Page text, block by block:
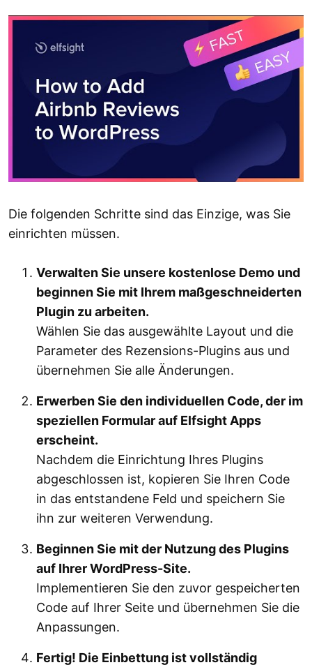
Die folgenden Schritte sind das Einzige, was Sie
einrichten müssen.
Verwalten Sie unsere kostenlose Demo und
beginnen Sie mit Ihrem maßgeschneiderten
Plugin zu arbeiten.
Wählen Sie das ausgewählte Layout und die
Parameter des Rezensions-Plugins aus und
übernehmen Sie alle Änderungen.
Erwerben Sie den individuellen Code, der im
speziellen Formular auf Elfsight Apps
erscheint.
Nachdem die Einrichtung Ihres Plugins
abgeschlossen ist, kopieren Sie Ihren Code
in das entstandene Feld und speichern Sie
ihn zur weiteren Verwendung.
Beginnen Sie mit der Nutzung des Plugins
auf Ihrer WordPress-Site.
Implementieren Sie den zuvor gespeicherten
Code auf Ihrer Seite und übernehmen Sie die
Anpassungen.
Fertig! Die Einbettung ist vollständig